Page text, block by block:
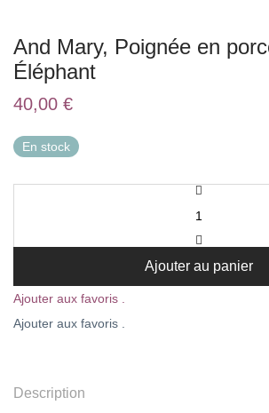
And Mary, Poignée en
Éléphant
40,00 €
En stock
Ajouter au panier
Ajouter aux favoris .
Ajouter aux favoris .
Description